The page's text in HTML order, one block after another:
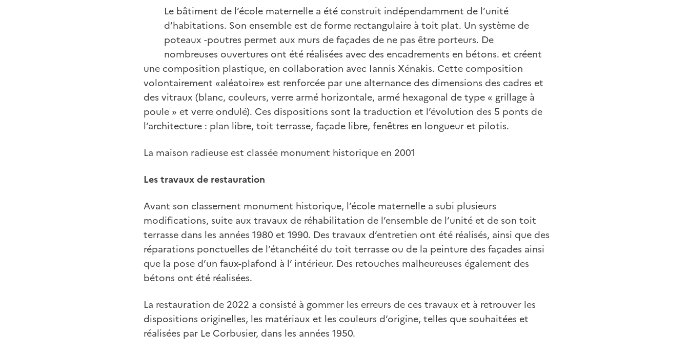
Le bâtiment de l’école maternelle a été construit indépendamment de l’unité
d’habitations. Son ensemble est de forme rectangulaire à toit plat. Un système de
poteaux -poutres permet aux murs de façades de ne pas être porteurs. De
nombreuses ouvertures ont été réalisées avec des encadrements en bétons. et créent
une composition plastique, en collaboration avec Iannis Xénakis. Cette composition
volontairement «aléatoire» est renforcée par une alternance des dimensions des cadres et
des vitraux (blanc, couleurs, verre armé horizontale, armé hexagonal de type « grillage à
poule » et verre ondulé). Ces dispositions sont la traduction et l’évolution des 5 ponts de
l’architecture : plan libre, toit terrasse, façade libre, fenêtres en longueur et pilotis.
La maison radieuse est classée monument historique en 2001
Les travaux de restauration
Avant son classement monument historique, l’école maternelle a subi plusieurs
modifications, suite aux travaux de réhabilitation de l’ensemble de l’unité et de son toit
terrasse dans les années 1980 et 1990. Des travaux d’entretien ont été réalisés, ainsi que des
réparations ponctuelles de l’étanchéité du toit terrasse ou de la peinture des façades ainsi
que la pose d’un faux-plafond à l’ intérieur. Des retouches malheureuses également des
bétons ont été réalisées.
La restauration de 2022 a consisté à gommer les erreurs de ces travaux et à retrouver les
dispositions originelles, les matériaux et les couleurs d’origine, telles que souhaitées et
réalisées par Le Corbusier, dans les années 1950.